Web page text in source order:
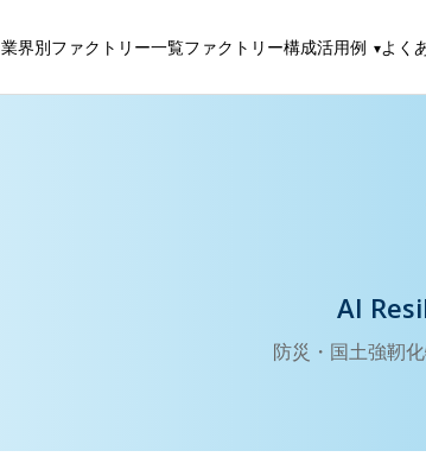
業界別ファクトリー一覧ファクトリー構成活用例 よく
AI
防災・国土強靭